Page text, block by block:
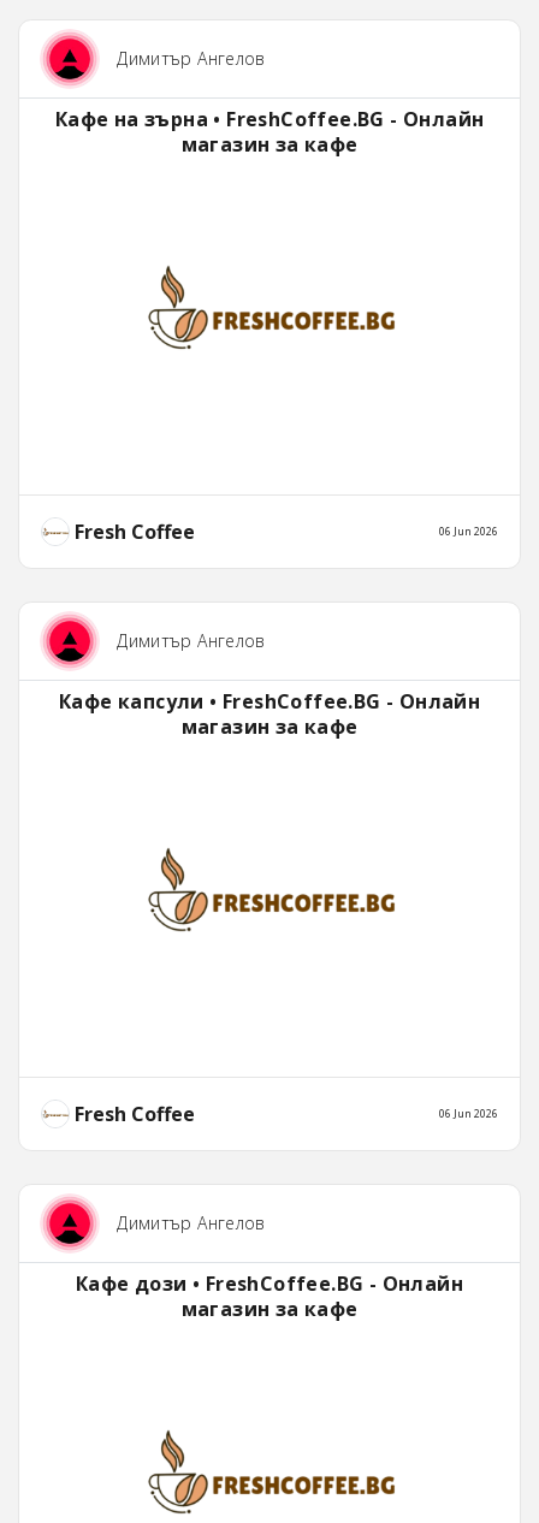
Димитър Ангелов
Кафе на зърна • FreshCoffee.BG - Онлайн
магазин за кафе
Fresh Coffee 06 Jun 2026
Димитър Ангелов
Кафе капсули • FreshCoffee.BG - Онлайн
магазин за кафе
Fresh Coffee 06 Jun 2026
Димитър Ангелов
Кафе дози • FreshCoffee.BG - Онлайн
магазин за кафе